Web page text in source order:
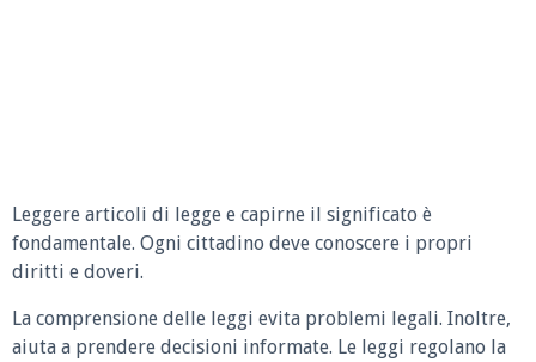
Leggere articoli di legge e capirne il significato è
fondamentale. Ogni cittadino deve conoscere i propri
diritti e doveri.
La comprensione delle leggi evita problemi legali. Inoltre,
aiuta a prendere decisioni informate. Le leggi regolano la